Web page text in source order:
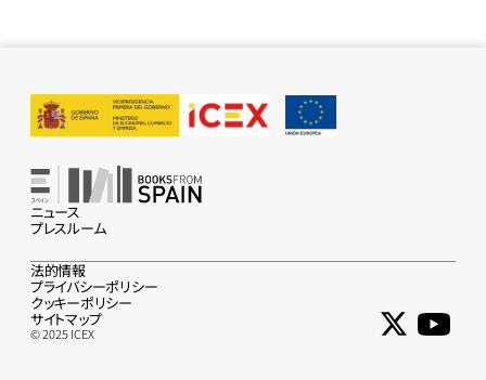
ニュース
プレスルーム
© 2025 ICEX
法的情報
プライバシーポリシー
クッキーポリシー
サイトマップ